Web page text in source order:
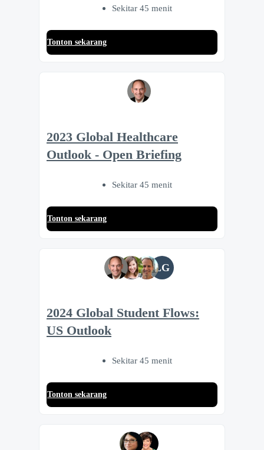
Sekitar 45 menit
Tonton sekarang
2023 Global Healthcare
Outlook - Open Briefing
Sekitar 45 menit
Tonton sekarang
LG
2024 Global Student Flows:
US Outlook
Sekitar 45 menit
Tonton sekarang